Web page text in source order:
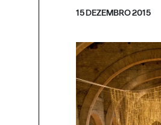
15 DEZEMBRO 2015